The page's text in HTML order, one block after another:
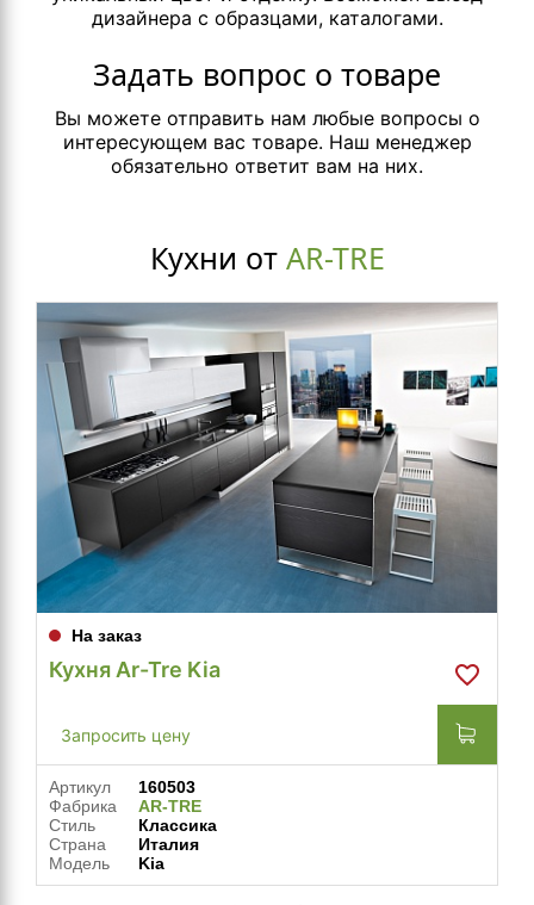
дизайнера с образцами, каталогами.
Задать вопрос о товаре
Вы можете отправить нам любые вопросы о
интересующем вас товаре. Наш менеджер
обязательно ответит вам на них.
Кухни от AR-TRE
На заказ
Кухня Ar-Tre Kia
Запросить цену
Артикул
160503
Фабрика
AR-TRE
Стиль
Классика
Страна
Италия
Модель
Kia